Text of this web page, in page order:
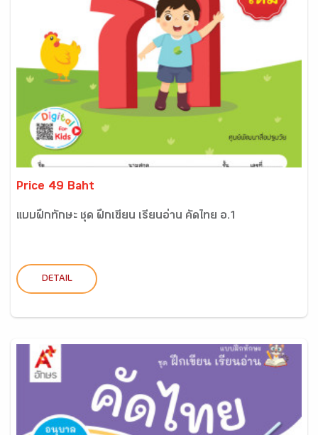
Price 49 Baht
แบบฝึกทักษะ ชุด ฝึกเขียน เรียนอ่าน คัดไทย อ.1
DETAIL